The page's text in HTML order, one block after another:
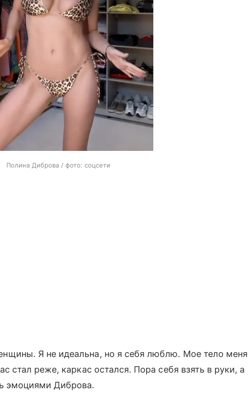
Полина Диброва / фото: соцсети
Я не идеальна, но я себя люблю. Мое тело меня
стал реже, каркас остался. Пора себя взять в руки, а
эмоциями Диброва.